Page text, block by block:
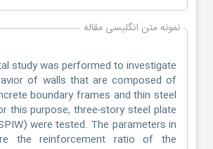
نمونه متن انگلیسی مقاله
study was performed to investigate
of walls that are composed of
boundary frames and thin steel
this purpose, three-story steel plate
were tested. The parameters in
the reinforcement ratio of the